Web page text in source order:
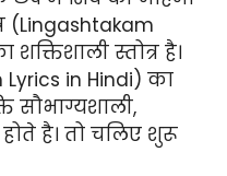
(Lingashtakam
स्तोत्र है।
Lyrics in Hindi) का
सौभाग्यशाली,
है। तो चलिए शुरू